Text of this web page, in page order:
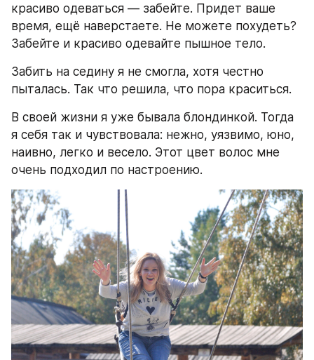
красиво одеваться — забейте. Придет ваше
время, ещё наверстаете. Не можете похудеть?
Забейте и красиво одевайте пышное тело.
Забить на седину я не смогла, хотя честно
пыталась. Так что решила, что пора краситься.
В своей жизни я уже бывала блондинкой. Тогда
я себя так и чувствовала: нежно, уязвимо, юно,
наивно, легко и весело. Этот цвет волос мне
очень подходил по настроению.